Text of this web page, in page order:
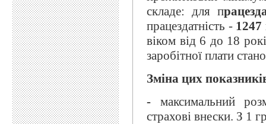
складе: для п
працездатність - 1247
віком від 6 до 18
заробітної плати
Зміна цих
- максимальний
страхові внески. З 1